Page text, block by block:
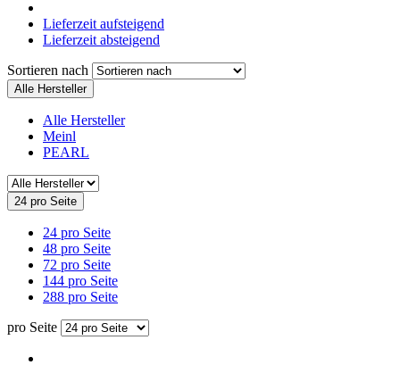
Lieferzeit aufsteigend
Lieferzeit absteigend
Sortieren nach
Alle Hersteller
Alle Hersteller
Meinl
PEARL
24 pro Seite
24 pro Seite
48 pro Seite
72 pro Seite
144 pro Seite
288 pro Seite
pro Seite